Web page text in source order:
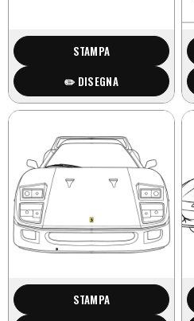
STAMPA
✏️ DISEGNA
STAMPA